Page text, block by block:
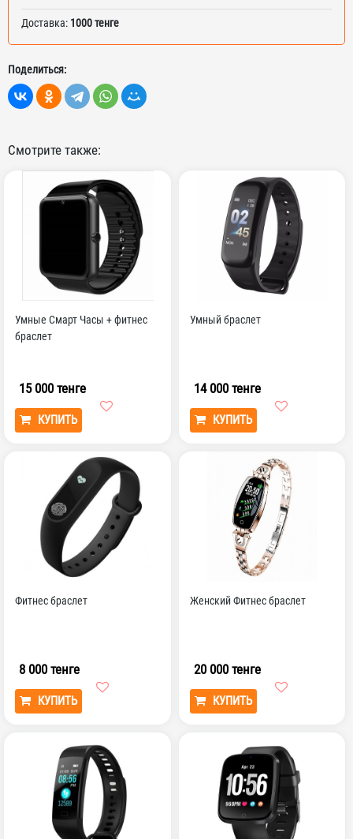
Доставка: 1000 тенге
Поделиться:
Смотрите также:
Умные Смарт Часы + фитнес
браслет
15 000 тенге
КУПИТЬ
Умный браслет
14 000 тенге
КУПИТЬ
Фитнес браслет
8 000 тенге
КУПИТЬ
Женский Фитнес браслет
20 000 тенге
КУПИТЬ